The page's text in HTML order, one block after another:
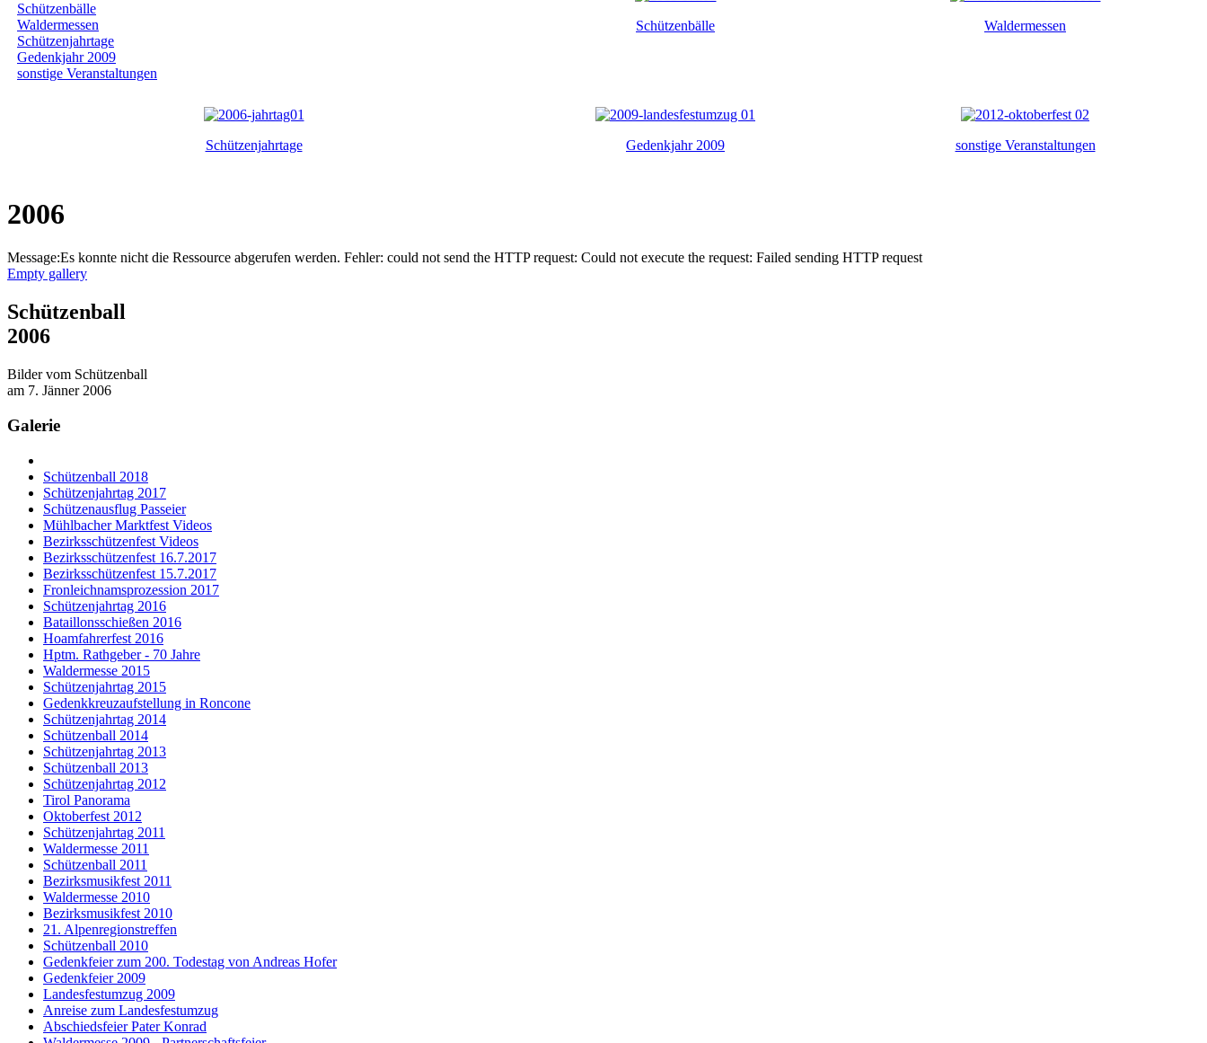
Schützenbälle
Waldermessen
Schützenjahrtage
Gedenkjahr 2009
sonstige Veranstaltungen
Schützenbälle Waldermessen
Schützenjahrtage Gedenkjahr 2009 sonstige Veranstaltungen
2006
Message:Es konnte nicht die Ressource abgerufen werden. Fehler: could not send the HTTP request: Could not execute the request: Failed sending HTTP request
Empty gallery
Schützenball
2006
Bilder vom Schützenball
am 7. Jänner 2006
Galerie
Schützenball 2018
Schützenjahrtag 2017
Schützenausflug Passeier
Mühlbacher Marktfest Videos
Bezirksschützenfest Videos
Bezirksschützenfest 16.7.2017
Bezirksschützenfest 15.7.2017
Fronleichnamsprozession 2017
Schützenjahrtag 2016
Bataillonsschießen 2016
Hoamfahrerfest 2016
Hptm. Rathgeber - 70 Jahre
Waldermesse 2015
Schützenjahrtag 2015
Gedenkkreuzaufstellung in Roncone
Schützenjahrtag 2014
Schützenball 2014
Schützenjahrtag 2013
Schützenball 2013
Schützenjahrtag 2012
Tirol Panorama
Oktoberfest 2012
Schützenjahrtag 2011
Waldermesse 2011
Schützenball 2011
Bezirksmusikfest 2011
Waldermesse 2010
Bezirksmusikfest 2010
21. Alpenregionstreffen
Schützenball 2010
Gedenkfeier zum 200. Todestag von Andreas Hofer
Gedenkfeier 2009
Landesfestumzug 2009
Anreise zum Landesfestumzug
Abschiedsfeier Pater Konrad